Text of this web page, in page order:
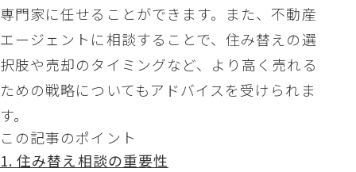
専門家に任せることができます。また、不動産
エージェントに相談することで、住み替えの選
択肢や売却のタイミングなど、より高く売れる
ための戦略についてもアドバイスを受けられま
す。
この記事のポイント
1. 住み替え相談の重要性